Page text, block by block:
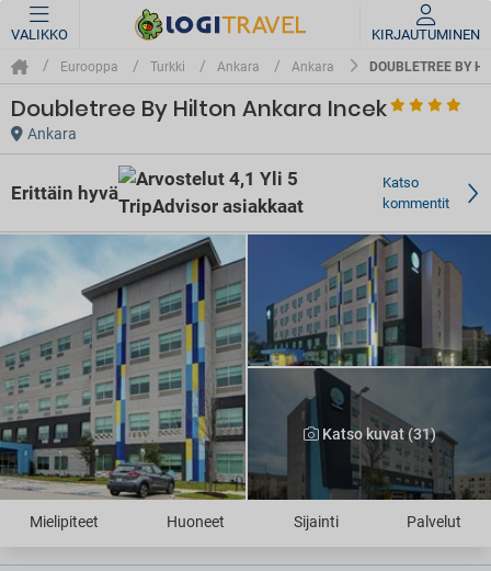
VALIKKO KIRJAUTUMINEN
Eurooppa Turkki Ankara Ankara DOUBLETREE BY
Doubletree By Hilton Ankara Incek
Ankara
Erittäin hyvä
Katso
kommentit
Katso kuvat (31)
Mielipiteet Huoneet Sijainti Palvelut